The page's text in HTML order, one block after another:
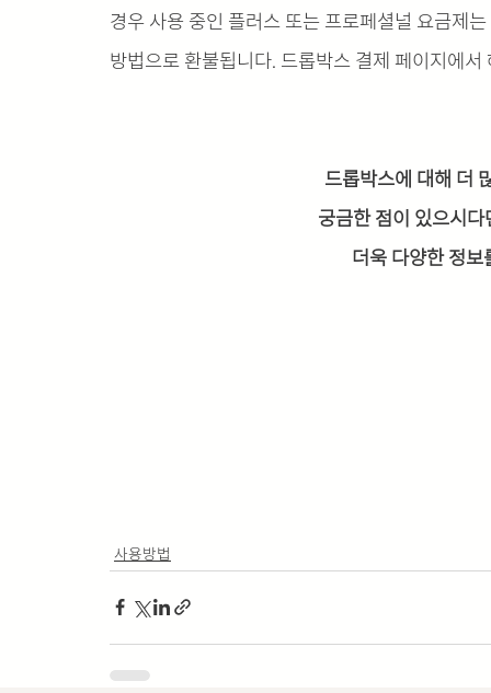
경우 사용 중인 플러스 또는 프로페셜널 요금제
방법으로 환불됩니다. 드롭박스 결제 페이지에
드롭박스에 대해 더
궁금한 점이 있으시
더욱 다양한 정
사용방법